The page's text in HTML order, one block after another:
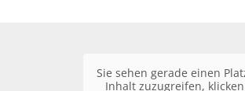
Sie sehen gerade einen
Inhalt zuzugreifen,